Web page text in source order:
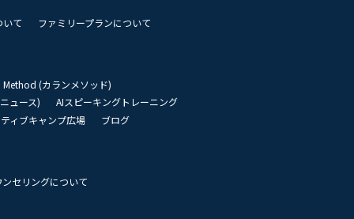
いて ファミリープランについて
Method (カランメソッド)
ュース)
AIスピーキングトレーニング
ィブキャンプ広場
ブログ
セリングについて